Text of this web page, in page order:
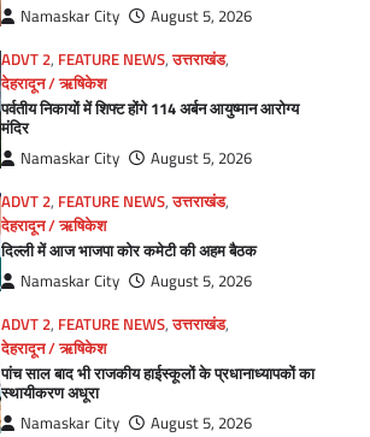
Namaskar City
August 5, 2026
ADVT 2, FEATURE NEWS,उत्तराखंड,
देहरादून / ऋषिकेश
पर्वतीय निकायों में शिफ्ट होंगे 114 अर्बन आयुष्मान आरोग्य
मंदिर
Namaskar City
August 5, 2026
ADVT 2, FEATURE NEWS,उत्तराखंड,
देहरादून / ऋषिकेश
दिल्ली में आज भाजपा कोर कमेटी की अहम बैठक
Namaskar City
August 5, 2026
ADVT 2, FEATURE NEWS,उत्तराखंड,
देहरादून / ऋषिकेश
पांच साल बाद भी राजकीय हाईस्कूलों के प्रधानाध्यापकों का
स्थायीकरण अधूरा
Namaskar City August 5, 2026